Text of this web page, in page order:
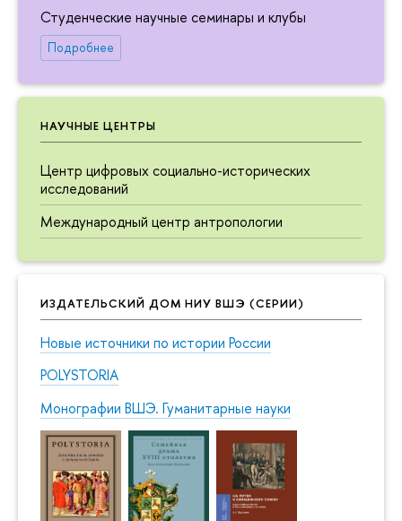
Студенческие научные семинары и клубы
Подробнее
НАУЧНЫЕ ЦЕНТРЫ
Центр цифровых социально-исторических
исследований
Международный центр антропологии
ИЗДАТЕЛЬСКИЙ ДОМ НИУ ВШЭ (СЕРИИ)
Новые источники по истории России
POLYSTORIA
Монографии ВШЭ. Гуманитарные науки